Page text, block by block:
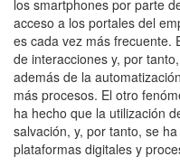
los smartphones por parte
acceso a los portales del
es cada vez más frecuente.
de interacciones y, por
además de la
más procesos. El otro
ha hecho que la utilización
salvación, y, por tanto, se
plataformas digitales y